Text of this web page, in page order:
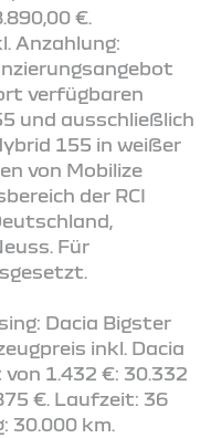
€.
Anzahlung:
verfügbaren
und ausschließlich
155 in weißer
von Mobilize
der RCI
Für
Dacia Bigster
inkl. Dacia
von 1.432 €: 30.332
€. Laufzeit: 36
30.000 km.